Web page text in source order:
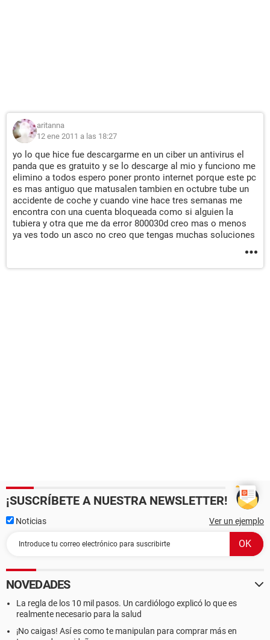
aritanna
12 ene 2011 a las 18:27
yo lo que hice fue descargarme en un ciber un antivirus el
panda que es gratuito y se lo descarge al mio y funciono me
elimino a todos espero poner pronto internet porque este pc
es mas antiguo que matusalen tambien en octubre tube un
accidente de coche y cuando vine hace tres semanas me
encontra con una cuenta bloqueada como si alguien la
tubiera y otra que me da error 800030d creo mas o menos
ya ves todo un asco no creo que tengas muchas soluciones
¡SUSCRÍBETE A NUESTRA NEWSLETTER!
Noticias Ver un ejemplo
NOVEDADES
La regla de los 10 mil pasos. Un cardiólogo explicó lo que es
realmente necesario para la salud
¡No caigas! Así es como te manipulan para comprar más en